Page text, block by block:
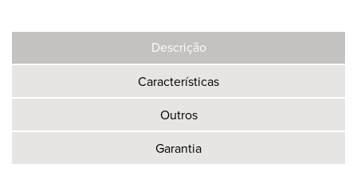
Descrição
Características
Outros
Garantia